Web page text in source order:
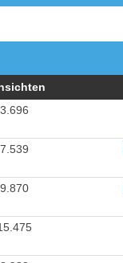
3.696
7.539
9.870